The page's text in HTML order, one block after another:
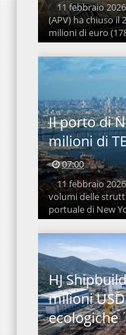
11 febbraio 2026
(APV) ha chiuso il
milioni di euro
Il porto di
milioni di
07:00
11 febbraio 2026
volumi delle
portuale di New
HJ
milioni
ecologiche